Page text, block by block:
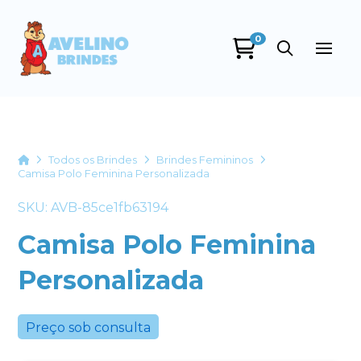
0
HomeTodos os Brindes
Brindes Femininos
Camisa Polo Feminina Personalizada
SKU: AVB-85ce1fb63194
Camisa Polo Feminina
Personalizada
Preço sob consulta
+55